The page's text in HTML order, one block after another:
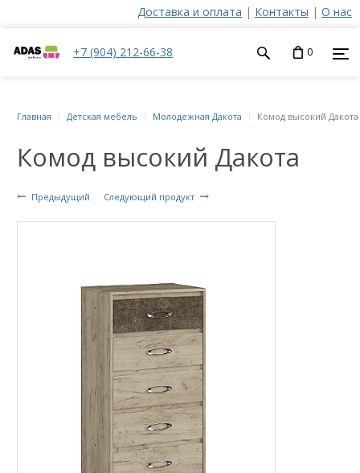
Доставка и оплата | Контакты | О нас
+7 (904) 212-66-38 0
Комод высокий Дакота
Предыдущий Следующий продукт
Главная Детская мебель Молодежная Дакота Комод высокий Дакота